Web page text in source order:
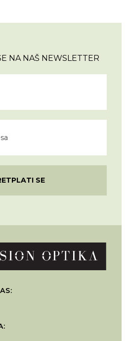
NA NAŠ NEWSLETTER
SE